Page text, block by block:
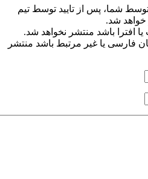
شما، پس از تایید توسط تیم
خواهد شد.
افترا باشد منتشر نخواهد شد.
فارسی یا غیر مرتبط باشد منتشر